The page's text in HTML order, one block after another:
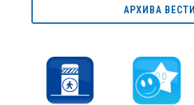
АРХИВА ВЕСТИ